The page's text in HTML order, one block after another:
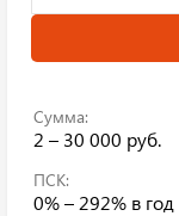
Сумма:
2 – 30 000 руб.
ПСК:
0% – 292% в год